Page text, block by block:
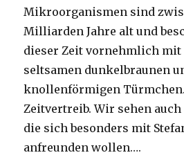
Mikroorganismen sind
Milliarden Jahre alt und
dieser Zeit vornehmlich mit
seltsamen dunkelbraunen
knollenförmigen
Zeitvertreib. Wir sehen
die sich besonders mit
anfreunden wollen….